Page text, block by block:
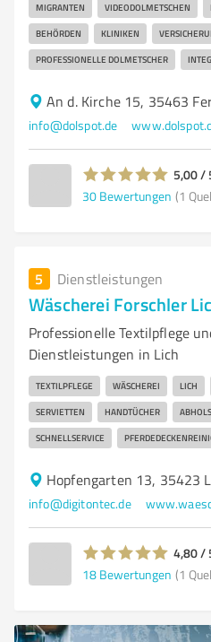
MIGRANTEN VIDEODOLMETSCHEN
BEHÖRDEN KLINIKEN
PROFESSIONELLE DOLMETSCHER
An d. Kirche 15, 35463
info@dolspot.de
5,00 /
30 Bewertungen (1
5 Dienstleistungen
Wäscherei Forschler
Professionelle Textilpflege
Dienstleistungen in Lich
TEXTILPFLEGE WÄSCHEREI LICH
SERVIETTEN HANDTÜCHER
SCHNELLSERVICE
Hopfengarten 13, 35423
info@digitontec.de
4,80 /
18 Bewertungen (1